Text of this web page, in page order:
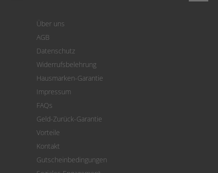
Cookie Einstellungen
Über uns
AGB
Datenschutz
Widerrufsbelehrung
Hausmarken-Garantie
Impressum
FAQs
Geld-Zurück-Garantie
Vorteile
Kontakt
Gutscheinbedingungen